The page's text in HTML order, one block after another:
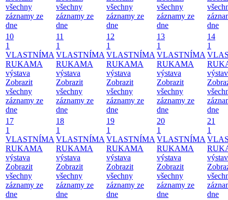
všechny
záznamy ze
dne
všechny
záznamy ze
dne
všechny
záznamy ze
dne
všechny
záznamy ze
dne
dne
10
1
VLASTNÍMA
RUKAMA
výstava
Zobrazit
všechny
záznamy ze
dne
11
1
VLASTNÍMA
RUKAMA
výstava
Zobrazit
všechny
záznamy ze
dne
12
1
VLASTNÍMA
RUKAMA
výstava
Zobrazit
všechny
záznamy ze
dne
13
1
VLASTNÍMA
RUKAMA
výstava
Zobrazit
všechny
záznamy ze
dne
14
1
dne
17
1
VLASTNÍMA
RUKAMA
výstava
Zobrazit
všechny
záznamy ze
dne
18
1
VLASTNÍMA
RUKAMA
výstava
Zobrazit
všechny
záznamy ze
dne
19
1
VLASTNÍMA
RUKAMA
výstava
Zobrazit
všechny
záznamy ze
dne
20
1
VLASTNÍMA
RUKAMA
výstava
Zobrazit
všechny
záznamy ze
dne
21
1
dne